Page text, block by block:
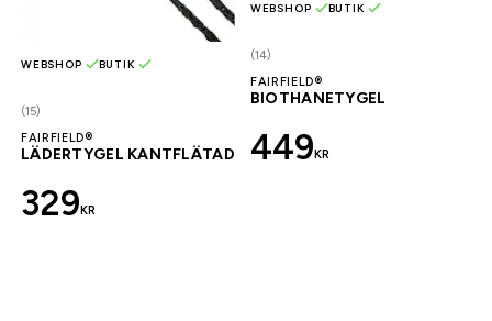
(15)
WEBSHOP BUTIK
FAIRFIELD®
LÄDERTYGEL KANTFLÄTAD
329KR
(14)
WEBSHOP BUTIK
FAIRFIELD®
BIOTHANETYGEL
449KR